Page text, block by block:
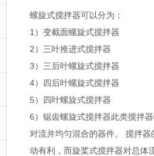
螺旋式搅拌器可以分为：
1）变截面螺旋式搅拌器
2）三叶推进式搅拌器
3）三后叶螺旋式搅拌器
4）四后叶螺旋式搅拌器
5）四叶螺旋式搅拌器
6）锯齿螺旋式搅拌器此类搅拌
对流并均匀混合的器件。 搅拌
动有利，而旋桨式搅拌器对总体